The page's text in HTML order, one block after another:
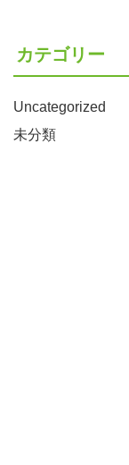
カテゴリー
Uncategorized
未分類